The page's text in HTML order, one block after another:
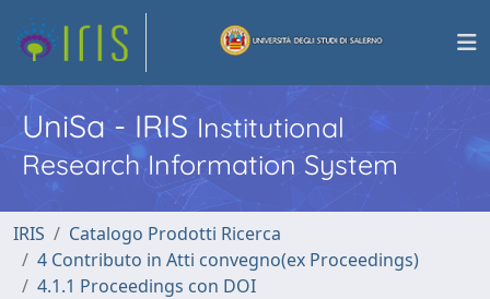
UniSa - IRISInstitutional
Research Information System
IRIS
Catalogo Prodotti Ricerca
4 Contributo in Atti convegno(ex Proceedings)
4.1.1 Proceedings con DOI